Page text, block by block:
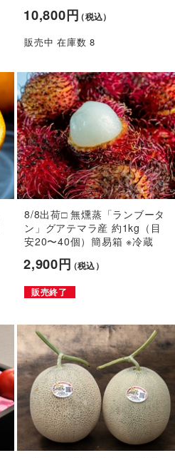
10,800円（税込）
販売中 在庫数 8
8/8出荷□ 無燻蒸「ランブータ
ン」グアテマラ産 約1kg（目
安20〜40個）簡易箱 ※冷蔵
2,900円（税込）
販売終了